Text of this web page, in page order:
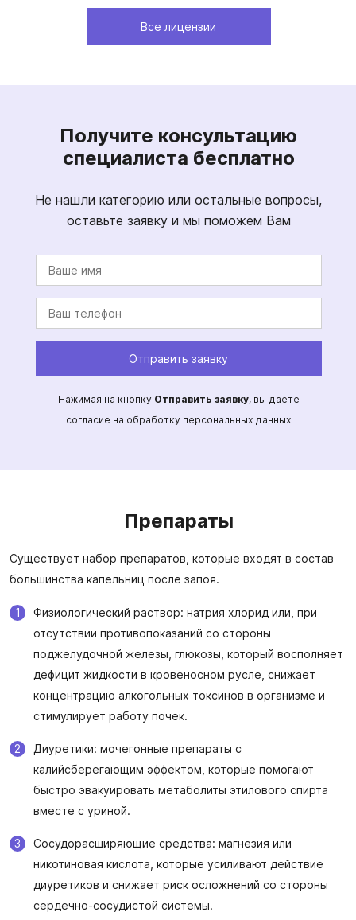
Все лицензии
Получите консультацию
специалиста бесплатно
Не нашли категорию или остальные вопросы,
оставьте заявку и мы поможем Вам
Отправить заявку
Нажимая на кнопку Отправить заявку, вы даете
согласие на обработку персональных данных
Препараты
Существует набор препаратов, которые входят в состав
большинства капельниц после запоя.
Физиологический раствор: натрия хлорид или, при
отсутствии противопоказаний со стороны
поджелудочной железы, глюкозы, который восполняет
дефицит жидкости в кровеносном русле, снижает
концентрацию алкогольных токсинов в организме и
стимулирует работу почек.
Диуретики: мочегонные препараты с
калийсберегающим эффектом, которые помогают
быстро эвакуировать метаболиты этилового спирта
вместе с уриной.
Сосудорасширяющие средства: магнезия или
никотиновая кислота, которые усиливают действие
диуретиков и снижает риск осложнений со стороны
сердечно-сосудистой системы.